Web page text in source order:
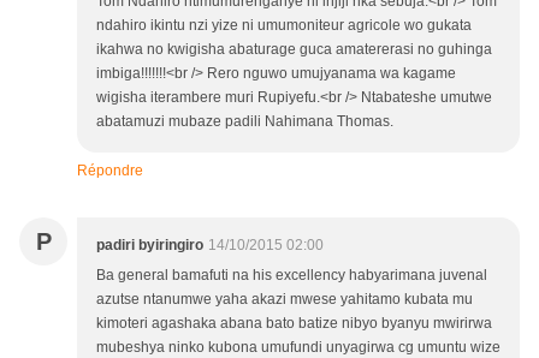
ndahiro ikintu nzi yize ni umumoniteur agricole wo gukata
ikahwa no kwigisha abaturage guca amatererasi no guhinga
imbiga!!!!!!!<br /> Rero nguwo umujyanama wa kagame
wigisha iterambere muri Rupiyefu.<br /> Ntabateshe umutwe
abatamuzi mubaze padili Nahimana Thomas.
Répondre
P padiri byiringiro 14/10/2015 02:00
Ba general bamafuti na his excellency habyarimana juvenal
azutse ntanumwe yaha akazi mwese yahitamo kubata mu
kimoteri agashaka abana bato batize nibyo byanyu mwirirwa
mubeshya ninko kubona umufundi unyagirwa cg umuntu wize